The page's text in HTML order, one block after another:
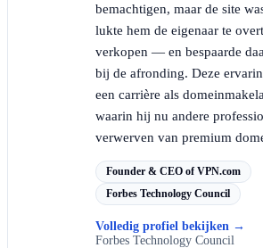
bemachtigen, maar de site
lukte hem de eigenaar te
verkopen — en bespaarde
bij de afronding. Deze
een carrière als
waarin hij nu andere
verwerven van premium
Founder & CEO of VPN.com
Forbes Technology Council
Volledig profiel bekijken →
Forbes Technology Council